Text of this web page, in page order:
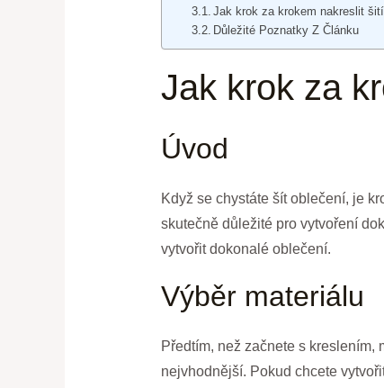
Jak krok za krokem nakreslit
Důležité Poznatky Z Článku
Jak krok za
Úvod
Když se chystáte šít oblečení, je
skutečně důležité pro vytvoření
vytvořit dokonalé oblečení.
Výběr materiálu
Předtím, než začnete s kreslením,
nejvhodnější. Pokud chcete